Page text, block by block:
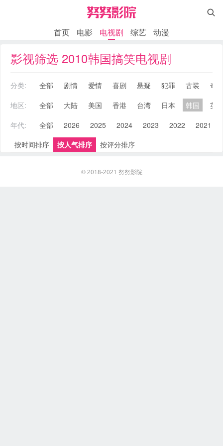

首页 电影 电视剧 综艺 动漫
影视筛选 2010韩国搞笑电视剧
分类: 全部 剧情 爱情 喜剧 悬疑 犯罪 古装
奇
地区:
全部 大陆 美国 香港 台湾 日本 韩国
英
年代:
全部 2026 2025 2024 2023 2022 2021
按时间排序
按人气排序 按评分排序
© 2018-2021 努努影院